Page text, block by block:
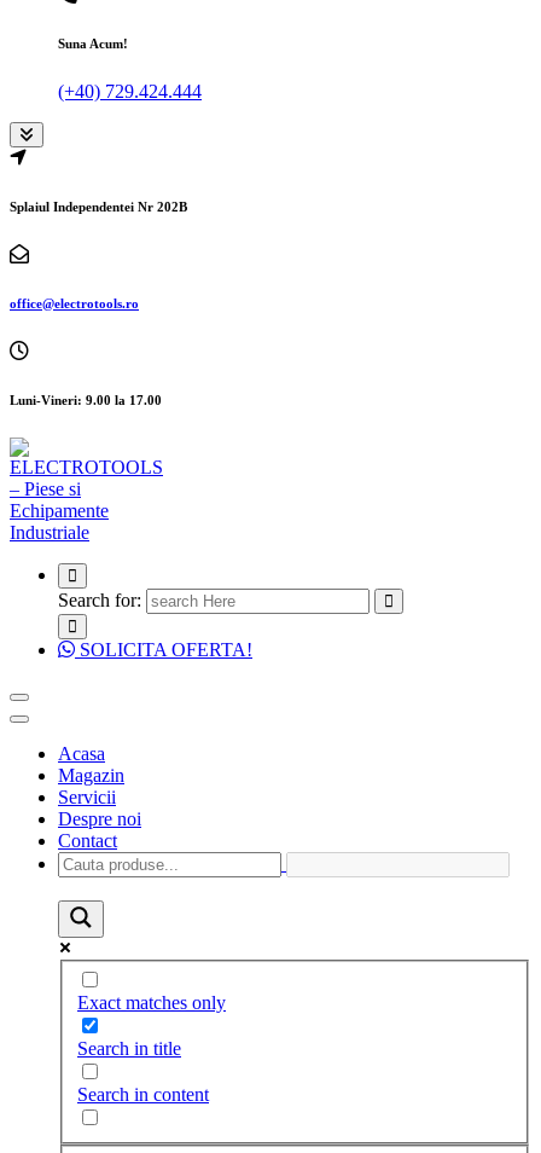
Suna Acum!
(+40) 729.424.444
Splaiul Independentei Nr 202B
office@electrotools.ro
Luni-Vineri: 9.00 la 17.00
Search for:
SOLICITA OFERTA!
Acasa
Magazin
Servicii
Despre noi
Contact
Exact matches only
Search in title
Search in content